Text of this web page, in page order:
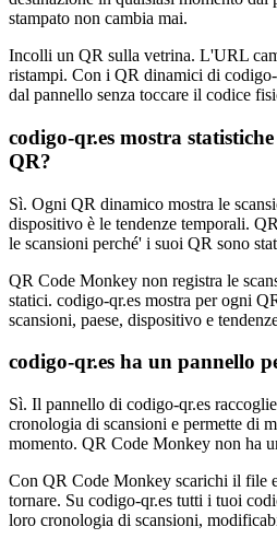
stampato non cambia mai.
Incolli un QR sulla vetrina. L'URL
ristampi. Con i QR dinamici di
dal pannello senza toccare il codice
codigo-qr.es mostra
QR?
Sì. Ogni QR dinamico mostra le
dispositivo è le tendenze temporali.
le scansioni perché' i suoi QR sono
QR Code Monkey non registra le
statici. codigo-qr.es mostra per ogni
scansioni, paese, dispositivo e
codigo-qr.es ha un pannello
Sì. Il pannello di codigo-qr.es
cronologia di scansioni e permette di
momento. QR Code Monkey non ha
Con QR Code Monkey scarichi il file
tornare. Su codigo-qr.es tutti i tuoi
loro cronologia di scansioni,